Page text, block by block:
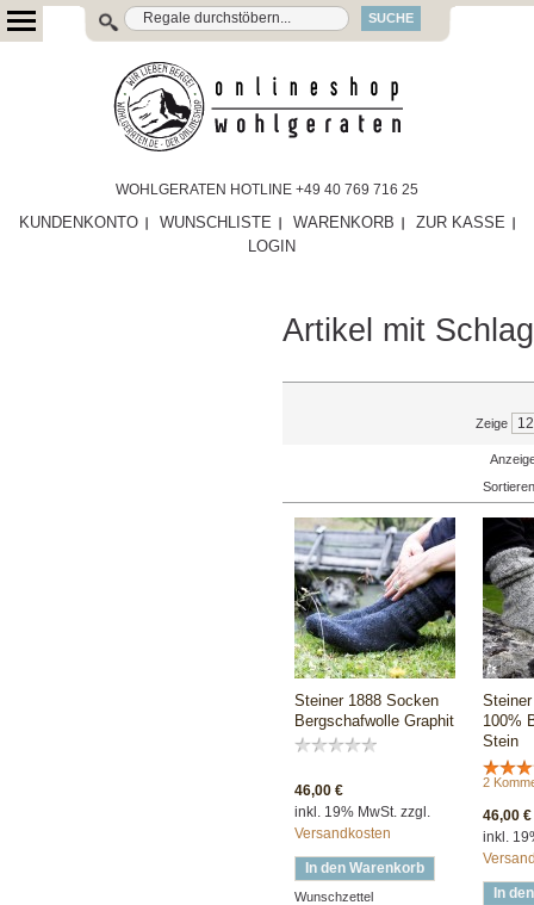
SUCHE
WOHLGERATEN HOTLINE +49 40 769 716 25
KUNDENKONTO WUNSCHLISTE WARENKORB
ZUR KASSE
LOGIN
Artikel mit
Zeige
Steiner 1888 Socken
Bergschafwolle Graphit
46,00 €
inkl. 19% MwSt. zzgl.
Versandkosten
In den Warenkorb
Wunschzettel
100%
Stein
2
46,00 €
inkl.
In